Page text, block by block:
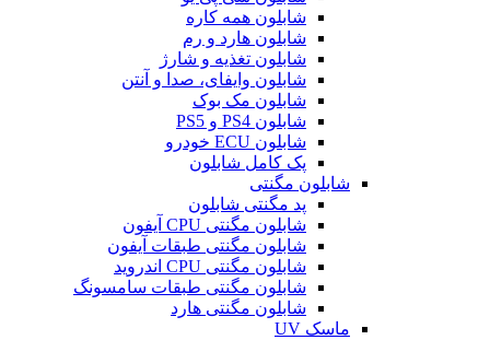
شابلون همه کاره
شابلون هارد و رم
شابلون تغذیه و شارژ
شابلون وایفای، صدا و آنتن
شابلون مک بوک
شابلون PS4 و PS5
شابلون ECU خودرو
پک کامل شابلون
شابلون مگنتی
پد مگنتی شابلون
شابلون مگنتی CPU آیفون
شابلون مگنتی طبقات آیفون
شابلون مگنتی CPU اندروید
شابلون مگنتی طبقات سامسونگ
شابلون مگنتی هارد
ماسک UV